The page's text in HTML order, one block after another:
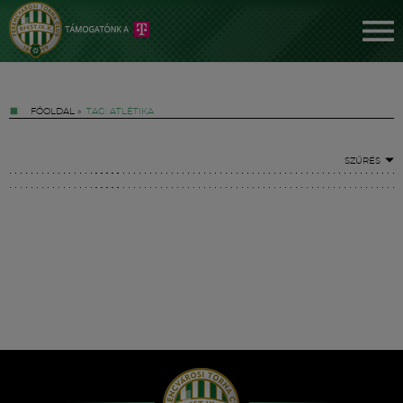
FŐOLDAL » TAG: ATLÉTIKA
SZŰRÉS
Hírek